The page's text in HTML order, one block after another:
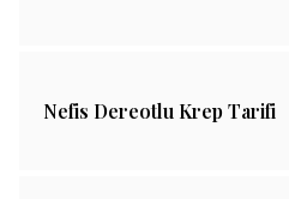
Nefis Dereotlu Krep Tarifi